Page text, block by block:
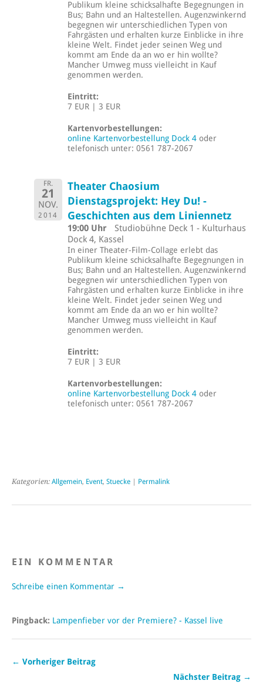
Publikum kleine schicksalhafte Begegnungen in
Bus; Bahn und an Haltestellen. Augenzwinkernd
begegnen wir unterschiedlichen Typen von
Fahrgästen und erhalten kurze Einblicke in ihre
kleine Welt. Findet jeder seinen Weg und
kommt am Ende da an wo er hin wollte?
Mancher Umweg muss vielleicht in Kauf
genommen werden.
Eintritt:
7 EUR | 3 EUR
Kartenvorbestellungen:
online Kartenvorbestellung Dock 4oder
telefonisch unter: 0561 787-2067
FR.
21
NOV.
2014
Theater Chaosium
Dienstagsprojekt: Hey Du! -
Geschichten aus dem Liniennetz
19:00 Uhr
Studiobühne Deck 1 - Kulturhaus
Dock 4, Kassel
In einer Theater-Film-Collage erlebt das
Publikum kleine schicksalhafte Begegnungen in
Bus; Bahn und an Haltestellen. Augenzwinkernd
begegnen wir unterschiedlichen Typen von
Fahrgästen und erhalten kurze Einblicke in ihre
kleine Welt. Findet jeder seinen Weg und
kommt am Ende da an wo er hin wollte?
Mancher Umweg muss vielleicht in Kauf
genommen werden.
Eintritt:
7 EUR | 3 EUR
Kartenvorbestellungen:
online Kartenvorbestellung Dock 4oder
telefonisch unter: 0561 787-2067
Kategorien: Allgemein, Event, Stuecke Permalink
EIN KOMMENTAR
Schreibe einen Kommentar →
Pingback: Lampenfieber vor der Premiere? - Kassel live
← Vorheriger Beitrag
Nächster Beitrag →